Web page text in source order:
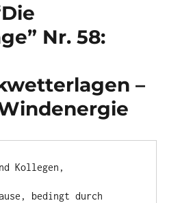
Nr. 58:
–
Kollegen,
bedingt durch